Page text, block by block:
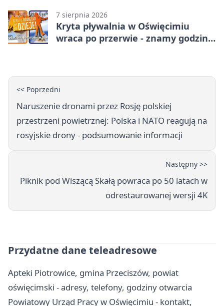
7 sierpnia 2026
Kryta pływalnia w Oświęcimiu
wraca po przerwie - znamy godziny
<< Poprzedni
Naruszenie dronami przez Rosję polskiej
przestrzeni powietrznej: Polska i NATO reagują na
rosyjskie drony - podsumowanie informacji
Następny >>
Piknik pod Wiszącą Skałą powraca po 50 latach w
odrestaurowanej wersji 4K
Przydatne dane teleadresowe
Apteki Piotrowice, gmina Przeciszów, powiat
oświęcimski - adresy, telefony, godziny otwarcia
Powiatowy Urząd Pracy w Oświęcimiu - kontakt,